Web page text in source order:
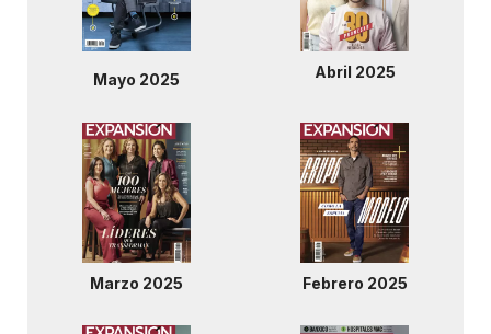
Mayo 2025 Abril 2025
Marzo 2025 Febrero 2025